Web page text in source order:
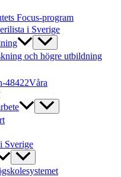
Focus-program
i Sverige
och högre utbildning
Våra
Sverige